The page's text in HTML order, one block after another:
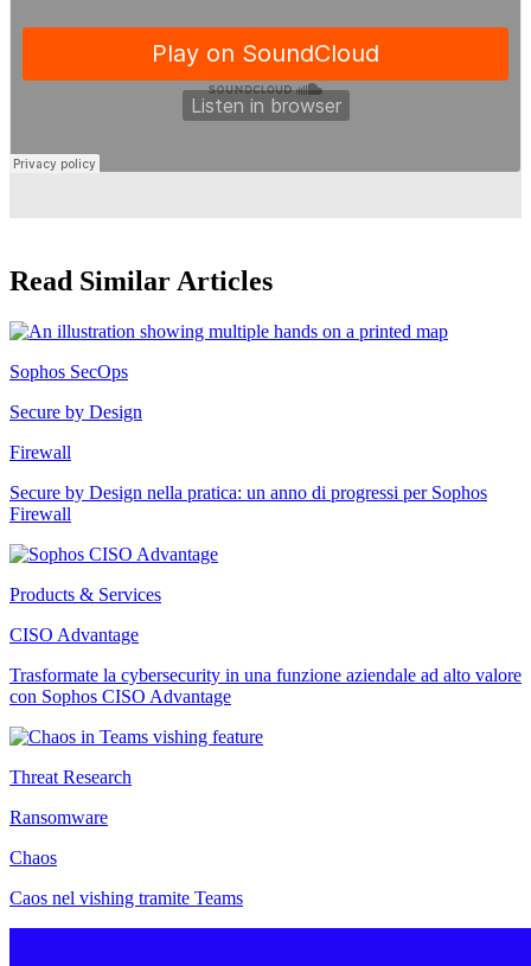
Read Similar Articles
Sophos SecOps
Secure by Design
Firewall
Secure by Design nella pratica: un anno di progressi per Sophos
Firewall
Products & Services
CISO Advantage
Trasformate la cybersecurity in una funzione aziendale ad alto valore
con Sophos CISO Advantage
Threat Research
Ransomware
Chaos
Caos nel vishing tramite Teams